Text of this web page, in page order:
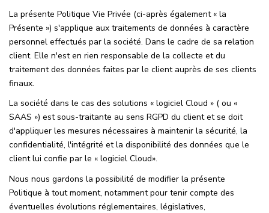
Millésimme Immobilier N°8
Millésimme Immobilier N°9
Millésimme Immobilier N°10
Magasine Vendu Boulouris
Magasine Vendu St-Raphaël/Fréjus
CONTACT
La présente Politique Vie Privée (ci-après également « la
Présente ») s'applique aux traitements de données à caractère
personnel effectués par la société. Dans le cadre de sa relation
client. Elle n'est en rien responsable de la collecte et du
traitement des données faites par le client auprès de ses clients
finaux.
La société dans le cas des solutions « logiciel Cloud » ( ou «
SAAS ») est sous-traitante au sens RGPD du client et se doit
d'appliquer les mesures nécessaires à maintenir la sécurité, la
confidentialité, l'intégrité et la disponibilité des données que le
client lui confie par le « logiciel Cloud».
Nous nous gardons la possibilité de modifier la présente
Politique à tout moment, notamment pour tenir compte des
éventuelles évolutions réglementaires, législatives,